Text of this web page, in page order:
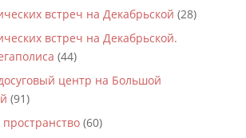
встреч на Декабрьской (28)
встреч на Декабрьской.
(44)
центр на Большой
(91)
(60)